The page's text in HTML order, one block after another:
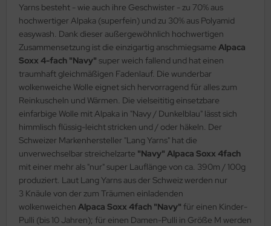
Yarns besteht - wie auch ihre Geschwister - zu 70% aus
hochwertiger Alpaka (superfein) und zu 30% aus Polyamid
easywash. Dank dieser außergewöhnlich hochwertigen
Zusammensetzung ist die einzigartig anschmiegsame Alpaca
Soxx 4-fach "Navy" super weich fallend und hat einen
traumhaft gleichmäßigen Fadenlauf. Die wunderbar
wolkenweiche Wolle eignet sich hervorragend für alles zum
Reinkuscheln und Wärmen. Die vielseititig einsetzbare
einfarbige Wolle mit Alpaka in "Navy / Dunkelblau" lässt sich
himmlisch flüssig-leicht stricken und / oder häkeln. Der
Schweizer Markenhersteller "Lang Yarns" hat die
unverwechselbar streichelzarte "Navy" Alpaca Soxx 4fach
mit einer mehr als "nur" super Lauflänge von ca. 390m / 100g
produziert. Laut Lang Yarns aus der Schweiz werden nur
3 Knäule von der zum Träumen einladenden
wolkenweichen Alpaca Soxx 4fach "Navy" für einen Kinder-
Pulli (bis 10 Jahren); für einen Damen-Pulli in Größe M werden